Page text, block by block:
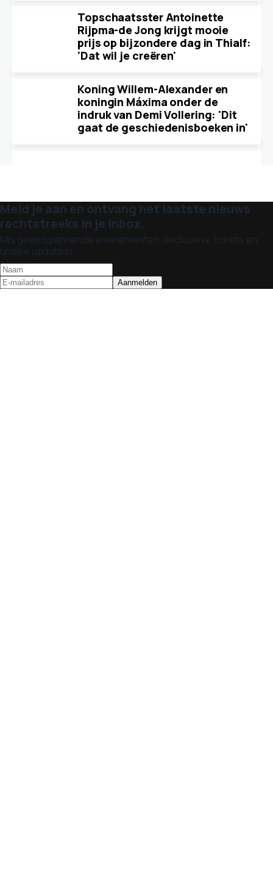
Topschaatsster Antoinette
Rijpma-de Jong krijgt mooie
prijs op bijzondere dag in Thialf:
'Dat wil je creëren'
Koning Willem-Alexander en
koningin Máxima onder de
indruk van Demi Vollering: 'Dit
gaat de geschiedenisboeken in'
Meld je aan en ontvang het laatste nieuws
rechtstreeks in je inbox.
Mis geen spannende evenementen, exclusieve tickets en
unieke updates!